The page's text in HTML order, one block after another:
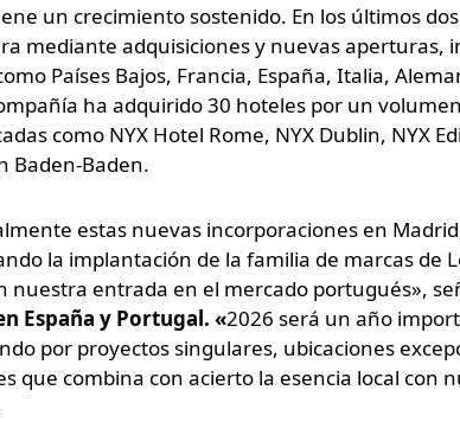
un crecimiento sostenido. En los últimos
mediante adquisiciones y nuevas aperturas,
Países Bajos, Francia, España, Italia,
ha adquirido 30 hoteles por un
como NYX Hotel Rome, NYX Dublin, NYX
Baden-Baden.
estas nuevas incorporaciones en
la implantación de la familia de marcas de
nuestra entrada en el mercado portugués»,
España y Portugal. «2026 será un año
por proyectos singulares, ubicaciones
que combina con acierto la esencia local con